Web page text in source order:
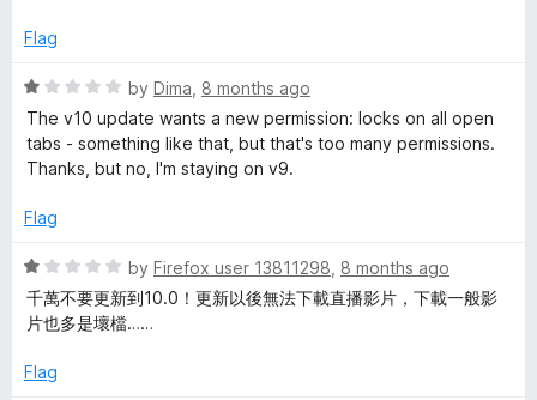
Flag
R
a
t
e
1
u
t
o
f
5
by Dima 8 months ago
The v10 update wants a new permission: locks on all open
tabs - something like that, but that's too many permissions.
Thanks, but no, I'm staying on v9.
Flag
R
a
d
by Firefox user 13811298 8 months ago
千萬不要更新到10.0！更新以後無法下載直播影片，下載一般影
片也多是壞檔……
Flag